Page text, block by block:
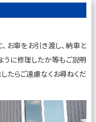
お車をお引き渡し、納車と
うに修理したか等もご説明
たらご遠慮なくお尋ねくだ